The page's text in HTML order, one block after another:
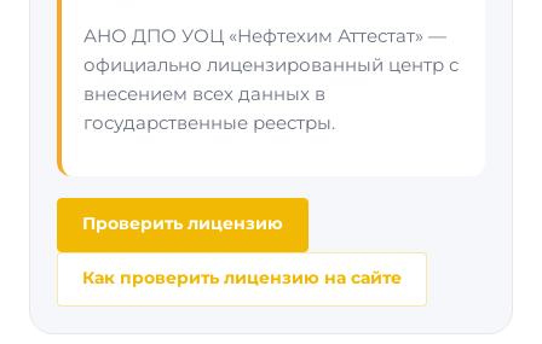
АНО ДПО УОЦ «Нефтехим Аттестат» —
официально лицензированный центр с
внесением всех данных в
государственные реестры.
Проверить лицензию
Как проверить лицензию на сайте